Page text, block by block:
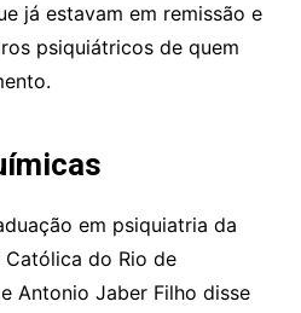
já estavam em remissão e
psiquiátricos de quem
em psiquiatria da
do Rio de
Antonio Jaber Filho disse